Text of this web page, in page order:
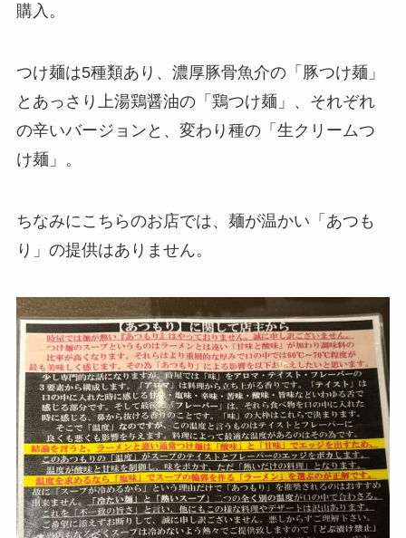
購入。
つけ麺は5種類あり、濃厚豚骨魚介の「豚つけ麺」
とあっさり上湯鶏醤油の「鶏つけ麺」、それぞれ
の辛いバージョンと、変わり種の「生クリームつ
け麺」。
ちなみにこちらのお店では、麺が温かい「あつも
り」の提供はありません。